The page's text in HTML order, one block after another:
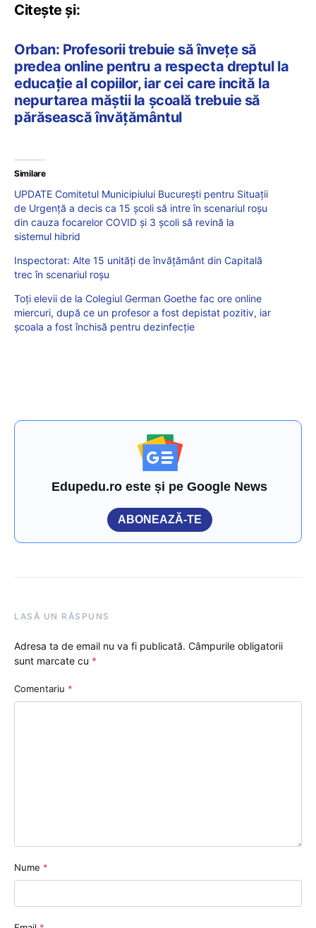
Citește și:
Orban: Profesorii trebuie să învețe să
predea online pentru a respecta dreptul la
educație al copiilor, iar cei care incită la
nepurtarea măștii la școală trebuie să
părăsească învățământul
Similare
UPDATE Comitetul Municipiului Bucureşti pentru Situaţii
de Urgenţă a decis ca 15 școli să intre în scenariul roșu
din cauza focarelor COVID și 3 școli să revină la
sistemul hibrid
Inspectorat: Alte 15 unități de învățământ din Capitală
trec în scenariul roșu
Toți elevii de la Colegiul German Goethe fac ore online
miercuri, după ce un profesor a fost depistat pozitiv, iar
școala a fost închisă pentru dezinfecție
Edupedu.ro este și pe Google News
ABONEAZĂ-TE
LASĂ UN RĂSPUNS
Adresa ta de email nu va fi publicată. Câmpurile obligatorii
sunt marcate cu *
Comentariu *
Nume *